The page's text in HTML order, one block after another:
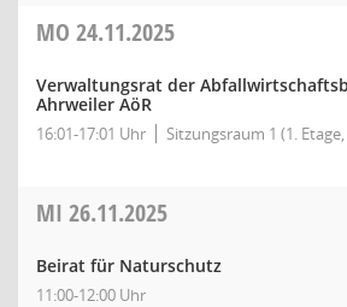
MO 24.11.2025
Verwaltungsrat der
Ahrweiler AöR
16:01-17:01 Uhr Sitzungsraum 1 (1.
MI 26.11.2025
Beirat für Naturschutz
11:00-12:00 Uhr